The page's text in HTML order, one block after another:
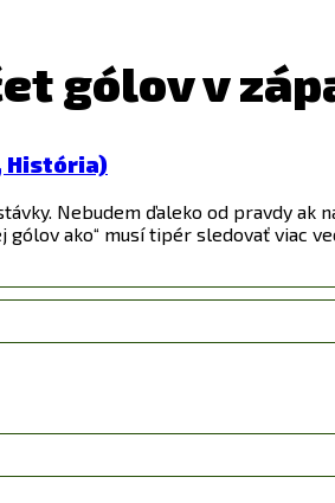
gólov v
História)
Nebudem ďaleko od pravdy ak
gólov ako“ musí tipér sledovať viac